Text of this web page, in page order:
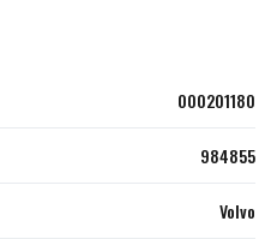
000201180
984855
Volvo